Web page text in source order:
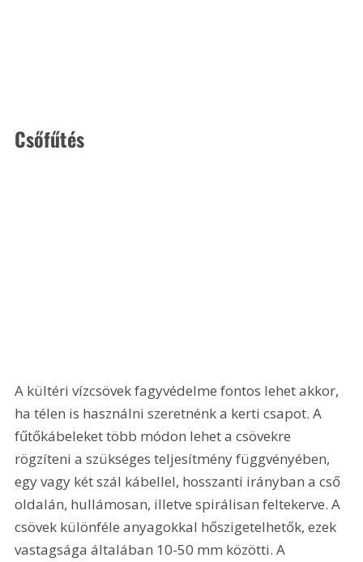
Csőfűtés
A kültéri vízcsövek fagyvédelme fontos lehet akkor,
ha télen is használni szeretnénk a kerti csapot. A
fűtőkábeleket több módon lehet a csövekre
rögzíteni a szükséges teljesítmény függvényében,
egy vagy két szál kábellel, hosszanti irányban a cső
oldalán, hullámosan, illetve spirálisan feltekerve. A
csövek különféle anyagokkal hőszigetelhetők, ezek
vastagsága általában 10-50 mm közötti. A